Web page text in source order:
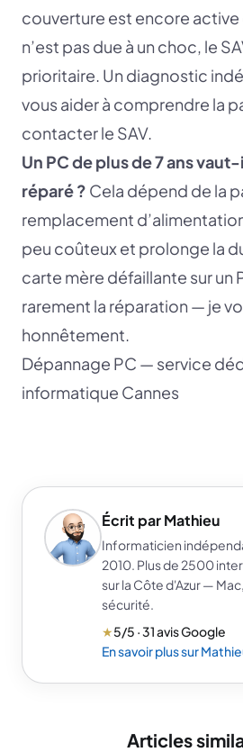
couverture est encore active
n’est pas due à un choc, le
prioritaire. Un diagnostic
vous aider à comprendre la
contacter le SAV.
Un PC de plus de 7 ans
réparé ? Cela dépend de la
remplacement
peu coûteux et prolonge la
carte mère défaillante sur un
rarement la réparation — je
honnêtement.
Dépannage PC — service
informatique Cannes
Écrit par Mathieu
Informaticien
2010. Plus de 2500
sur la Côte d'Azur —
sécurité.
★5/5 · 31 avis Google
En savoir plus sur
Articles